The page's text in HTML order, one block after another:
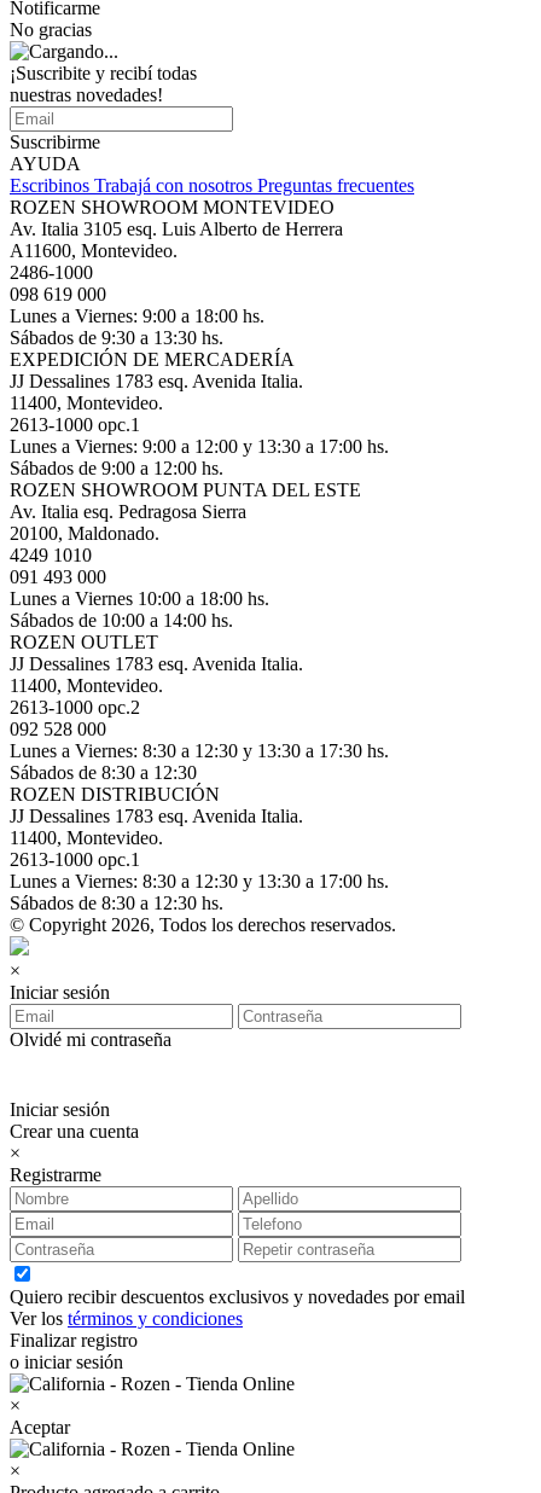
Notificarme
No gracias
¡Suscribite y recibí todas
nuestras novedades!
Suscribirme
AYUDA
Escribinos Trabajá con nosotros Preguntas frecuentes
ROZEN SHOWROOM MONTEVIDEO
Av. Italia 3105 esq. Luis Alberto de Herrera
A11600, Montevideo.
2486-1000
098 619 000
Lunes a Viernes: 9:00 a 18:00 hs.
Sábados de 9:30 a 13:30 hs.
EXPEDICIÓN DE MERCADERÍA
JJ Dessalines 1783 esq. Avenida Italia.
11400, Montevideo.
2613-1000 opc.1
Lunes a Viernes: 9:00 a 12:00 y 13:30 a 17:00 hs.
Sábados de 9:00 a 12:00 hs.
ROZEN SHOWROOM PUNTA DEL ESTE
Av. Italia esq. Pedragosa Sierra
20100, Maldonado.
4249 1010
091 493 000
Lunes a Viernes 10:00 a 18:00 hs.
Sábados de 10:00 a 14:00 hs.
ROZEN OUTLET
JJ Dessalines 1783 esq. Avenida Italia.
11400, Montevideo.
2613-1000 opc.2
092 528 000
Lunes a Viernes: 8:30 a 12:30 y 13:30 a 17:30 hs.
Sábados de 8:30 a 12:30
ROZEN DISTRIBUCIÓN
JJ Dessalines 1783 esq. Avenida Italia.
11400, Montevideo.
2613-1000 opc.1
Lunes a Viernes: 8:30 a 12:30 y 13:30 a 17:00 hs.
Sábados de 8:30 a 12:30 hs.
© Copyright 2026, Todos los derechos reservados.
×
Iniciar sesión
Olvidé mi contraseña
Iniciar sesión
Crear una cuenta
×
Registrarme
Quiero recibir descuentos exclusivos y novedades por email
Ver los términos y condiciones
Finalizar registro
o iniciar sesión
×
Aceptar
×